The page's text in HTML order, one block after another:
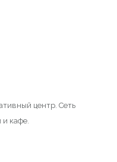
центр. Сеть
и кафе.